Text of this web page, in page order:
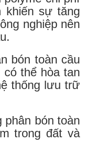
khiến sự tăng
nghiệp nên
bón toàn cầu
thể hòa tan
thống lưu trữ
bón toàn
trong đất và